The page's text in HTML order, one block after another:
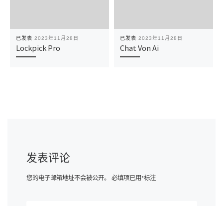
已发表 2023年11月28日
Lockpick Pro
已发表 2023年11月28日
Chat Von Ai
发表评论
您的电子邮箱地址不会被公开。 必填项已用*标注